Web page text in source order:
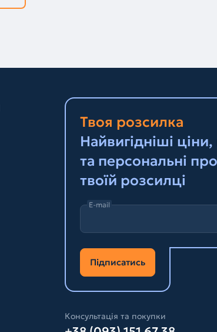
Твоя розсилка
Найвигідніші ціни,
та персональні
твоїй розсилці
E-mail
Підписатись
Консультація та покупки